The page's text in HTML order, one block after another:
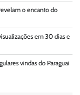
o encanto do
em 30 dias e
vindas do Paraguai